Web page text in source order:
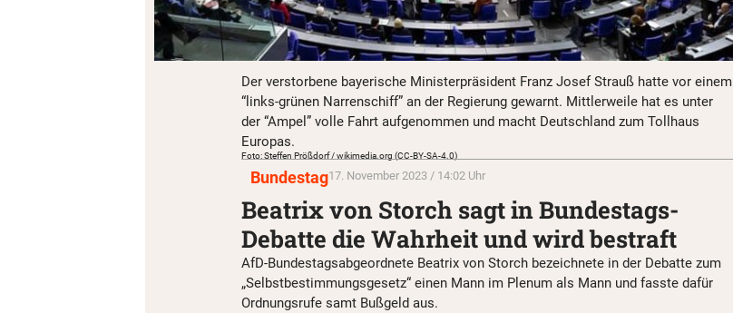
Der verstorbene bayerische Ministerpräsident Franz Josef Strauß hatte vor einem
“links-grünen Narrenschiff” an der Regierung gewarnt. Mittlerweile hat es unter
der “Ampel” volle Fahrt aufgenommen und macht Deutschland zum Tollhaus
Europas.
Foto: Steffen Prößdorf / wikimedia.org (CC-BY-SA-4.0)
Bundestag17. November 2023 / 14:02 Uhr
Beatrix von Storch sagt in Bundestags-
Debatte die Wahrheit und wird bestraft
AfD-Bundestagsabgeordnete Beatrix von Storch bezeichnete in der Debatte zum
„Selbstbestimmungsgesetz“ einen Mann im Plenum als Mann und fasste dafür
Ordnungsrufe samt Bußgeld aus.